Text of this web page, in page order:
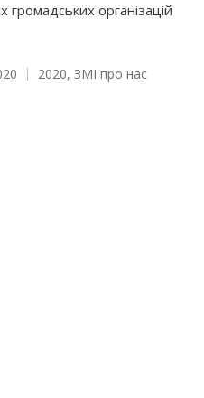
організацій
Posted
2020, ЗМІ про нас